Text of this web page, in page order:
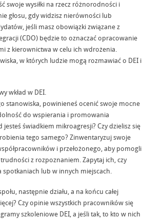
swoje wysiłki na rzecz różnorodności i
głosu, gdy widzisz nierówności lub
jeśli masz obowiązki związane z
(CDO) będzie to oznaczać opracowanie
z kierownictwa w celu ich wdrożenia.
w których ludzie mogą rozmawiać o DEI i
wkład w DEI.
stanowiska, powinieneś ocenić swoje mocne
do wspierania i promowania
jesteś świadkiem mikroagresji? Czy dzielisz się
tego samego? Zinwentaryzuj swoje
i przełożonego, aby pomogli
z rozpoznaniem. Zapytaj ich, czy
spotkaniach lub w innych miejscach.
następnie działu, a na końcu całej
Czy opinie wszystkich pracowników się
szkoleniowe DEI, a jeśli tak, to kto w nich